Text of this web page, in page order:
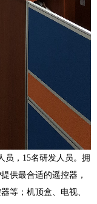
员，15名研发人员。拥
供最合适的遥控器，
等；机顶盒、电视、